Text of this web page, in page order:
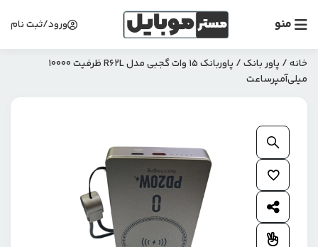
منو ورود/ثبت نام
خانه/ پاور بانک
/ پاوربانک 15 وات گجبی مدل R62L ظرفیت 10000
میلی‌آمپرساعت
افزودن به علاقمندی ها
اشتراک گذاری محصول
افزودن به مقایسه